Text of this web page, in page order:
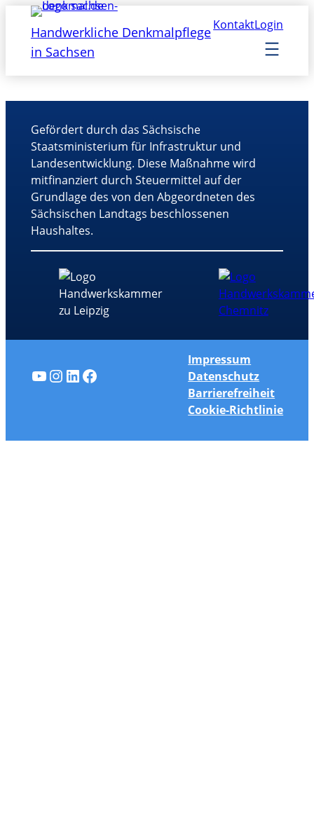
KontaktLogin
Handwerkliche Denkmalpflege
in Sachsen
Gefördert durch das Sächsische
Staatsministerium für Infrastruktur und
Landesentwicklung. Diese Maßnahme wird
mitfinanziert durch Steuermittel auf der
Grundlage des von den Abgeordneten des
Sächsischen Landtags beschlossenen
Haushaltes.
YouTube
Instagram
LinkedIn
Facebook
Impressum
Datenschutz
Barrierefreiheit
Cookie-Richtlinie